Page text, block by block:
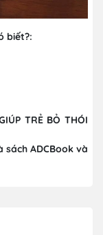
biết?:
TRẺ BỎ THÓI
ADCBook và